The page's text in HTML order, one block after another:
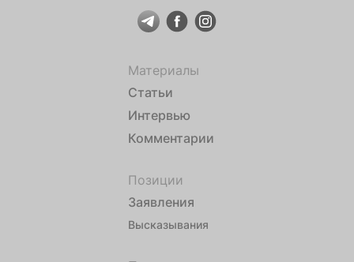
Материалы
Статьи
Интервью
Комментарии
Позиции
Заявления
Высказывания